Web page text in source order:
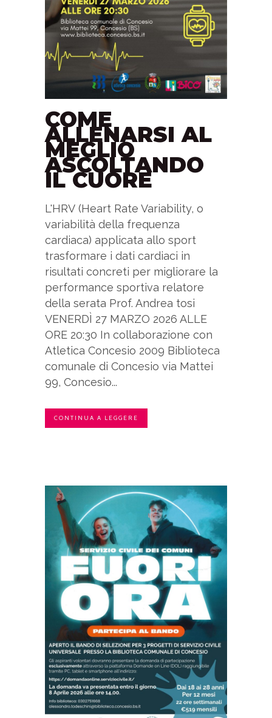
COME
ALLENARSI AL
MEGLIO
ASCOLTANDO
IL CUORE
L'HRV (Heart Rate Variability, o
variabilità della frequenza
cardiaca) applicata allo sport
trasformare i dati cardiaci in
risultati concreti per migliorare la
performance sportiva relatore
della serata Prof. Andrea tosi
VENERDÌ 27 MARZO 2026 ALLE
ORE 20:30 In collaborazione con
Atletica Concesio 2009 Biblioteca
comunale di Concesio via Mattei
99, Concesio...
CONTINUA A LEGGERE